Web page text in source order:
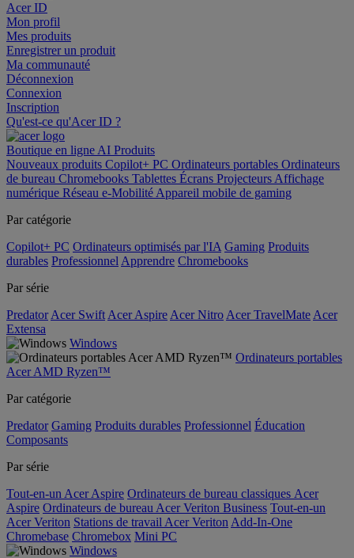
Acer ID
Mon profil
Mes produits
Enregistrer un produit
Ma communauté
Déconnexion
Connexion
Inscription
Qu'est-ce qu'Acer ID ?
Boutique en ligne AI Produits
Nouveaux produits Copilot+ PC Ordinateurs portables Ordinateurs
de bureau Chromebooks Tablettes Écrans Projecteurs Affichage
numérique Réseau e-Mobilité Appareil mobile de gaming
Par catégorie
Copilot+ PC Ordinateurs optimisés par l'IA Gaming Produits
durables Professionnel Apprendre Chromebooks
Par série
Predator Acer Swift Acer Aspire Acer Nitro Acer TravelMate Acer
Extensa
Windows
Ordinateurs portables
Acer AMD Ryzen™
Par catégorie
Predator Gaming Produits durables Professionnel Éducation
Composants
Par série
Tout-en-un Acer Aspire Ordinateurs de bureau classiques Acer
Aspire Ordinateurs de bureau Acer Veriton Business Tout-en-un
Acer Veriton Stations de travail Acer Veriton Add-In-One
Chromebase Chromebox Mini PC
Windows